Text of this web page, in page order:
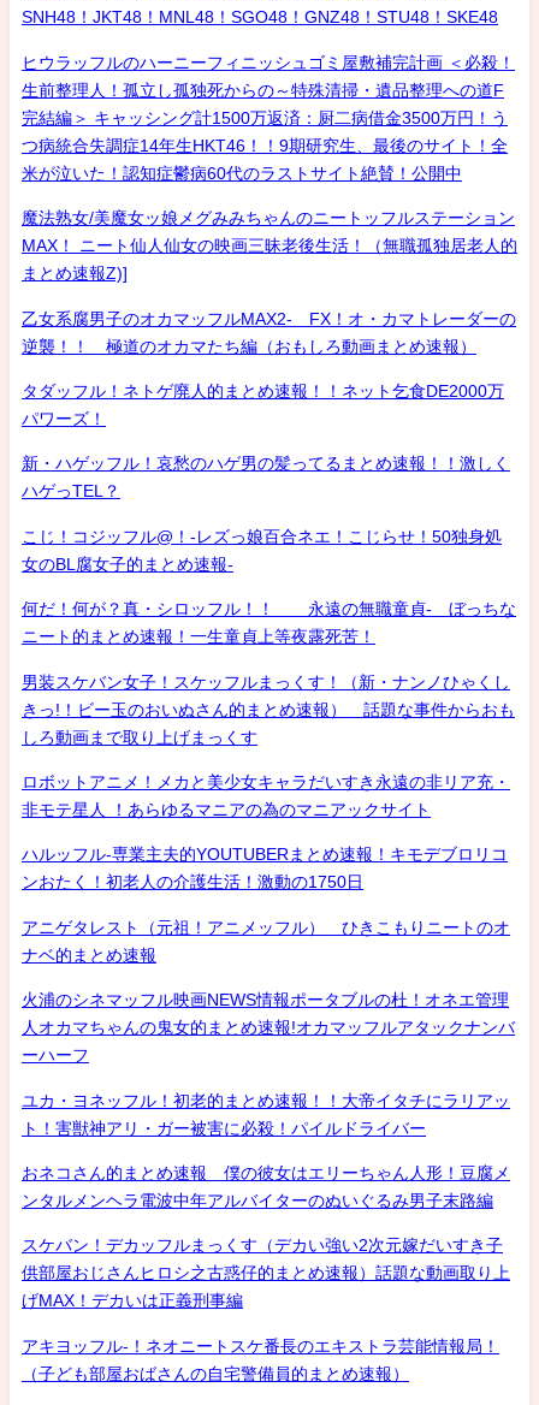
SNH48！JKT48！MNL48！SGO48！GNZ48！STU48！SKE48
ヒウラッフルのハーニーフィニッシュゴミ屋敷補完計画 ＜必殺！
生前整理人！孤立し孤独死からの～特殊清掃・遺品整理への道F
完結編＞ キャッシング計1500万返済：厨二病借金3500万円！う
つ病統合失調症14年生HKT46！！9期研究生、最後のサイト！全
米が泣いた！認知症鬱病60代のラストサイト絶賛！公開中
魔法熟女/美魔女ッ娘メグみみちゃんのニートッフルステーション
MAX！ ニート仙人仙女の映画三昧老後生活！（無職孤独居老人的
まとめ速報Z)]
乙女系腐男子のオカマッフルMAX2- FX！オ・カマトレーダーの
逆襲！！ 極道のオカマたち編（おもしろ動画まとめ速報）
タダッフル！ネトゲ廃人的まとめ速報！！ネット乞食DE2000万
パワーズ！
新・ハゲッフル！哀愁のハゲ男の髪ってるまとめ速報！！激しく
ハゲっTEL？
こじ！コジッフル@！-レズっ娘百合ネエ！こじらせ！50独身処
女のBL腐女子的まとめ速報-
何だ！何が？真・シロッフル！！ 永遠の無職童貞- ぼっちな
ニート的まとめ速報！一生童貞上等夜露死苦！
男装スケバン女子！スケッフルまっくす！（新・ナンノひゃくし
きっ!！ビー玉のおいぬさん的まとめ速報） 話題な事件からおも
しろ動画まで取り上げまっくす
ロボットアニメ！メカと美少女キャラだいすき永遠の非リア充・
非モテ星人 ！あらゆるマニアの為のマニアックサイト
ハルッフル-専業主夫的YOUTUBERまとめ速報！キモデブロリコ
ンおたく！初老人の介護生活！激動の1750日
アニゲタレスト（元祖！アニメッフル） ひきこもりニートのオ
ナベ的まとめ速報
火浦のシネマッフル映画NEWS情報ポータブルの杜！オネエ管理
人オカマちゃんの鬼女的まとめ速報!オカマッフルアタックナンバ
ーハーフ
ユカ・ヨネッフル！初老的まとめ速報！！大帝イタチにラリアッ
ト！害獣神アリ・ガー被害に必殺！パイルドライバー
おネコさん的まとめ速報 僕の彼女はエリーちゃん人形！豆腐メ
ンタルメンヘラ電波中年アルバイターのぬいぐるみ男子末路編
スケバン！デカッフルまっくす（デカい強い2次元嫁だいすき子
供部屋おじさんヒロシ之古惑仔的まとめ速報）話題な動画取り上
げMAX！デカいは正義刑事編
アキヨッフル-！ネオニートスケ番長のエキストラ芸能情報局！
（子ども部屋おばさんの自宅警備員的まとめ速報）